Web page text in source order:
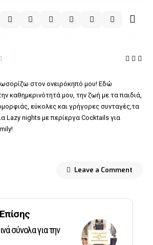
στον ονειρόκηπό μου! Εδώ
καθημερινότητά μου, την ζωή με τα παιδιά,
εύκολες και γρήγορες συνταγές,τα
Lazy nights με περίεργα Cocktails για
Leave a Comment
σύνολα για την